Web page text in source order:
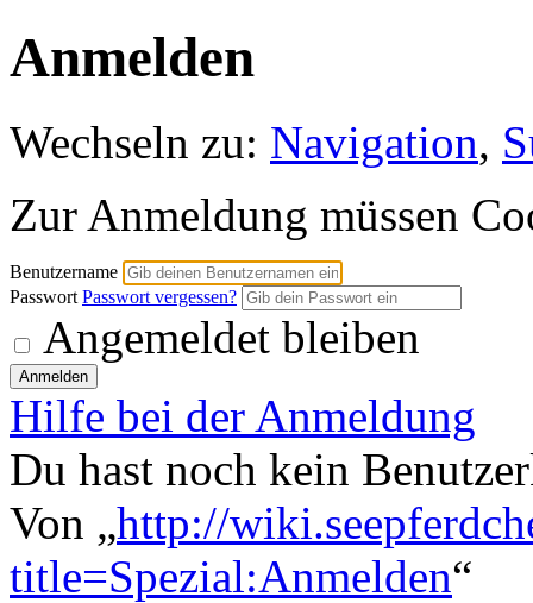
Anmelden
Wechseln zu: Navigation,
Zur Anmeldung müssen
Benutzername
Passwort Passwort vergessen?
Angemeldet bleiben
Hilfe bei der Anmeldung
Du hast noch kein
Von „http://
title=Spezial:Anmelden“